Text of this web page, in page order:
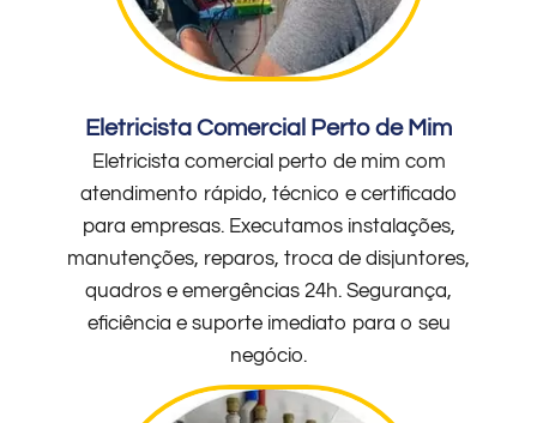
Eletricista Comercial Perto de Mim
Eletricista comercial perto de mim com
atendimento rápido, técnico e certificado
para empresas. Executamos instalações,
manutenções, reparos, troca de disjuntores,
quadros e emergências 24h. Segurança,
eficiência e suporte imediato para o seu
negócio.